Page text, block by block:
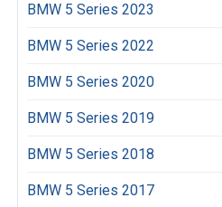
BMW 5 Series 2023
BMW 5 Series 2022
BMW 5 Series 2020
BMW 5 Series 2019
BMW 5 Series 2018
BMW 5 Series 2017